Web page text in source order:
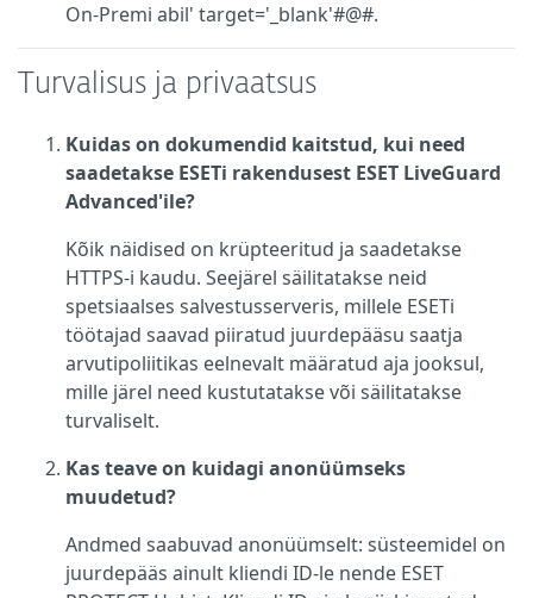
On-Premi abil' target='_blank'#@#.
Turvalisus ja privaatsus
Kuidas on dokumendid kaitstud, kui need
saadetakse ESETi rakendusest ESET LiveGuard
Advanced'ile?
Kõik näidised on krüpteeritud ja saadetakse
HTTPS-i kaudu. Seejärel säilitatakse neid
spetsiaalses salvestusserveris, millele ESETi
töötajad saavad piiratud juurdepääsu saatja
arvutipoliitikas eelnevalt määratud aja jooksul,
mille järel need kustutatakse või säilitatakse
turvaliselt.
Kas teave on kuidagi anonüümseks
muudetud?
Andmed saabuvad anonüümselt: süsteemidel on
juurdepääs ainult kliendi ID-le nende ESET